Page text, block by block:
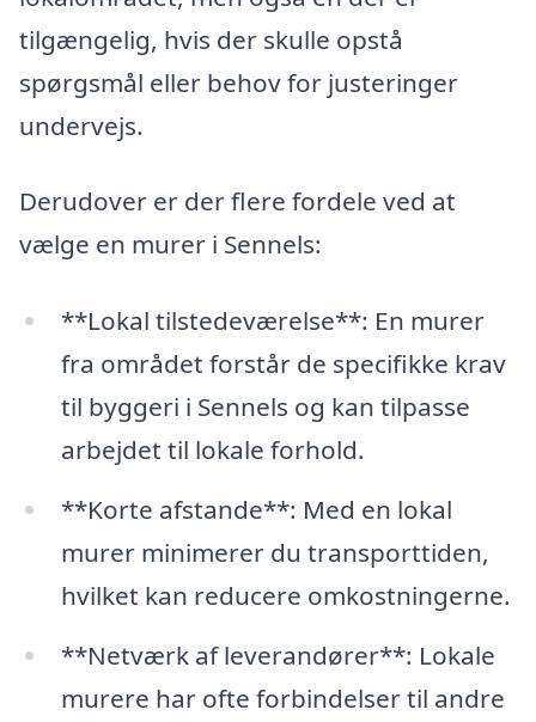
tilgængelig, hvis der skulle opstå
spørgsmål eller behov for justeringer
undervejs.
Derudover er der flere fordele ved at
vælge en murer i Sennels:
**Lokal tilstedeværelse**: En murer
fra området forstår de specifikke krav
til byggeri i Sennels og kan tilpasse
arbejdet til lokale forhold.
**Korte afstande**: Med en lokal
murer minimerer du transporttiden,
hvilket kan reducere omkostningerne.
**Netværk af leverandører**: Lokale
murere har ofte forbindelser til andre